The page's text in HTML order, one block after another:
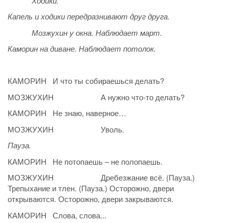
Капель и ходики передразнивают друг друга.
Мозжухин у окна. Наблюдает март.
Каморин на диване. Наблюдает потолок.
КАМОРИН И что ты собираешься делать?
МОЗЖУХИН А нужно что-то делать?
КАМОРИН Не знаю, наверное…
МОЗЖУХИН Уволь.
Пауза.
КАМОРИН Не потопаешь – не полопаешь.
МОЗЖУХИН Дребезжание всё. (Пауза.)
Трепыхание и тлен. (Пауза.) Осторожно, двери
открываются. Осторожно, двери закрываются.
КАМОРИН Слова, слова...